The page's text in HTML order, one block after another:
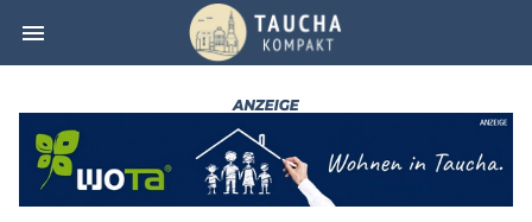
menu Tauchscher mit